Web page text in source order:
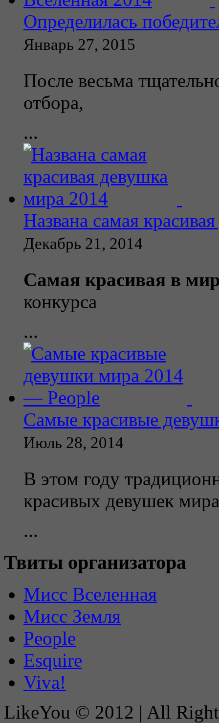
Определилась
Январь 27, 2015
После весьма
отбора,
...
Названа самая
Декабрь 21, 2014
Самая красивая в
конкурса
...
Самые красивые
Июль 28, 2014
В этом году
красивых девушек мира
...
Твиты организатора
Мисс Вселенная
Мисс Земля
People
Esquire
Viva!
LikeYou © 2012 | All